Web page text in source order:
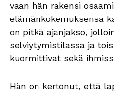
vaan hän rakensi
elämänkokemuksensa
on pitkä ajanjakso,
selviytymistilassa ja
kuormittivat sekä
Hän on kertonut, että